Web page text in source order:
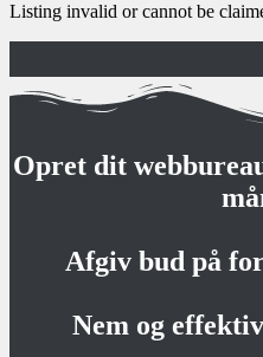
Listing invalid or cannot be
Opret dit
Afgiv bud på
Nem og